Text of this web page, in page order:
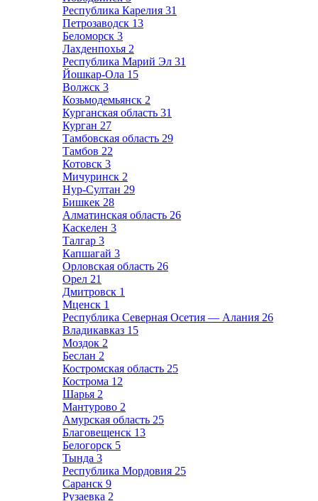
Республика Карелия 31
Петрозаводск 13
Беломорск 3
Лахденпохья 2
Республика Марий Эл 31
Йошкар-Ола 15
Волжск 3
Козьмодемьянск 2
Курганская область 31
Курган 27
Тамбовская область 29
Тамбов 22
Котовск 3
Мичуринск 2
Нур-Султан 29
Бишкек 28
Алматинская область 26
Каскелен 3
Талгар 3
Капшагай 3
Орловская область 26
Орел 21
Дмитровск 1
Мценск 1
Республика Северная Осетия — Алания 26
Владикавказ 15
Моздок 2
Беслан 2
Костромская область 25
Кострома 12
Шарья 2
Мантурово 2
Амурская область 25
Благовещенск 13
Белогорск 5
Тында 3
Республика Мордовия 25
Саранск 9
Рузаевка 2